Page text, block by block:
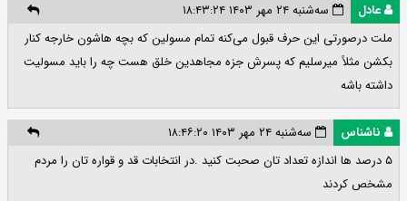
عادل
سه‌شنبه ۲۴ مهر ۱۴۰۳ ۱۸:۴۳:۲۴
ملت درصورتی این حرف قبول می‌کنه تمام مسولین که بچه هاشون خارجه کنار
بکشن مثلاً میرسلیم که پسرش جزه مجاهدین خلق هست چه را باید مسولیت
داشته باشه
ناشناس
سه‌شنبه ۲۴ مهر ۱۴۰۳ ۱۸:۴۶:۲۰
۵ درصد ها اندازه تعداد تان صحبت کنید .در انتخابات قد و قواره تان را مردم
مشخص کردند